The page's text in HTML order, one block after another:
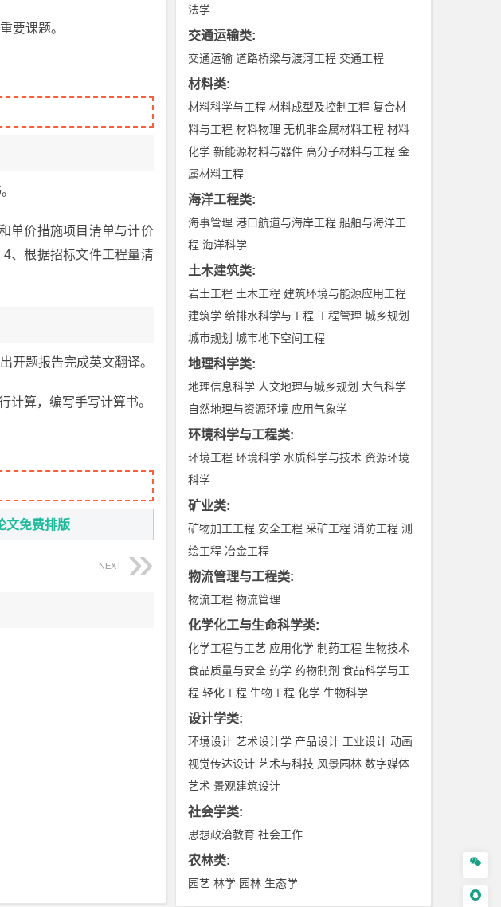
要课题。
单价措施项目清单与计价
、根据招标文件工程量清
开题报告完成英文翻译。
计算，编写手写计算书。
文免费排版
NEXT
法学
交通运输类:
交通运输 道路桥梁与渡河工程 交通工程
材料类:
材料科学与工程 材料成型及控制工程 复合材
料与工程 材料物理 无机非金属材料工程 材料
化学 新能源材料与器件 高分子材料与工程 金
属材料工程
海洋工程类:
海事管理 港口航道与海岸工程 船舶与海洋工
程 海洋科学
土木建筑类:
岩土工程 土木工程 建筑环境与能源应用工程
建筑学 给排水科学与工程 工程管理 城乡规划
城市规划 城市地下空间工程
地理科学类:
地理信息科学 人文地理与城乡规划 大气科学
自然地理与资源环境 应用气象学
环境科学与工程类:
环境工程 环境科学 水质科学与技术 资源环境
科学
矿业类:
矿物加工工程 安全工程 采矿工程 消防工程 测
绘工程 冶金工程
物流管理与工程类:
物流工程 物流管理
化学化工与生命科学类:
化学工程与工艺 应用化学 制药工程 生物技术
食品质量与安全 药学 药物制剂 食品科学与工
程 轻化工程 生物工程 化学 生物科学
设计学类:
环境设计 艺术设计学 产品设计 工业设计 动画
视觉传达设计 艺术与科技 风景园林 数字媒体
艺术 景观建筑设计
社会学类:
思想政治教育 社会工作
农林类:
园艺 林学 园林 生态学

